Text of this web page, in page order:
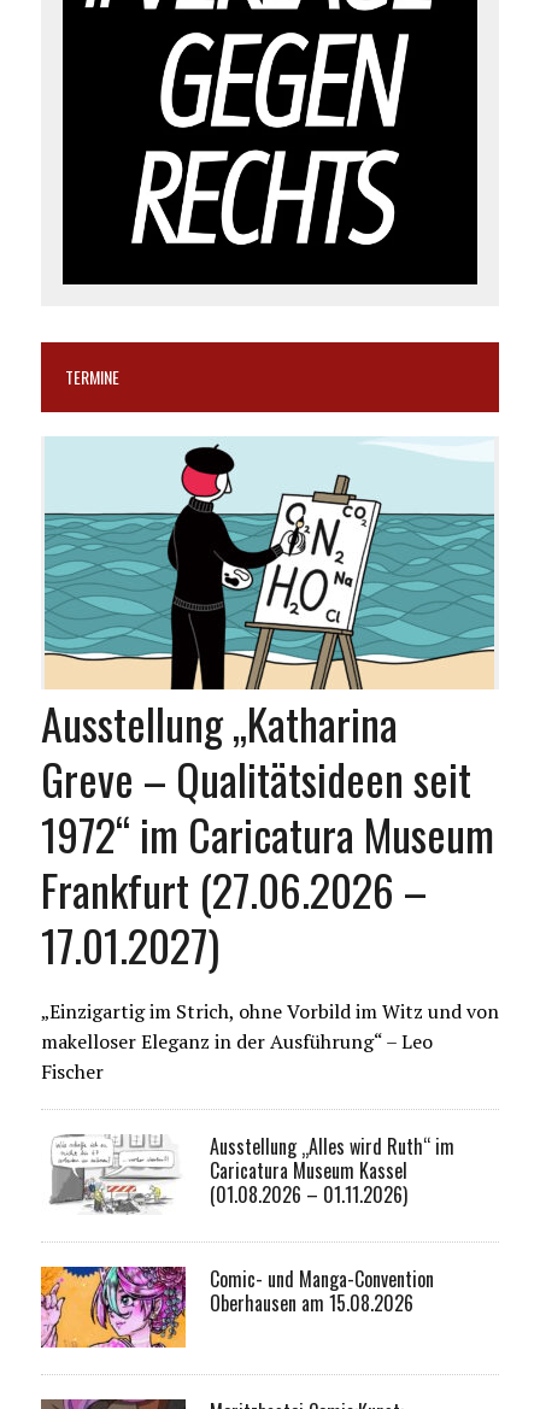
TERMINE
Ausstellung „Katharina
Greve – Qualitätsideen seit
1972“ im Caricatura Museum
Frankfurt (27.06.2026 –
17.01.2027)
„Einzigartig im Strich, ohne Vorbild im Witz und von
makelloser Eleganz in der Ausführung“ – Leo
Fischer
Ausstellung „Alles wird Ruth“ im
Caricatura Museum Kassel
(01.08.2026 – 01.11.2026)
Comic- und Manga-Convention
Oberhausen am 15.08.2026